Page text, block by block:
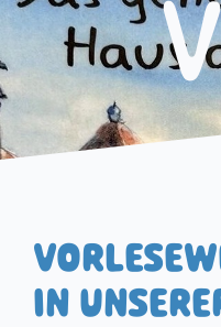
DOWNLOADS
KONTAKT
IN